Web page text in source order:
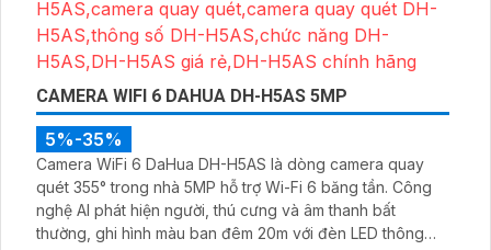
CAMERA WIFI 6 DAHUA DH-H5AS 5MP
5%-35%
Camera WiFi 6 DaHua DH-H5AS là dòng camera quay
quét 355° trong nhà 5MP hỗ trợ Wi-Fi 6 băng tần. Công
nghệ AI phát hiện người, thú cưng và âm thanh bất
thường, ghi hình màu ban đêm 20m với đèn LED thông